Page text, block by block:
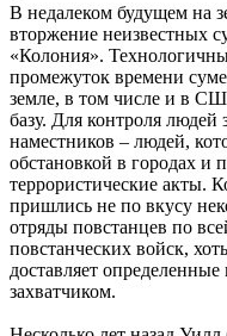
В недалеком будущем на
вторжение неизвестных
«Колония».
промежуток времени
земле, в том числе и в
базу. Для контроля
наместников – людей,
обстановкой в городах и
террористические акты.
пришлись не по вкусу
отряды повстанцев по
повстанческих войск,
доставляет
захватчиком.